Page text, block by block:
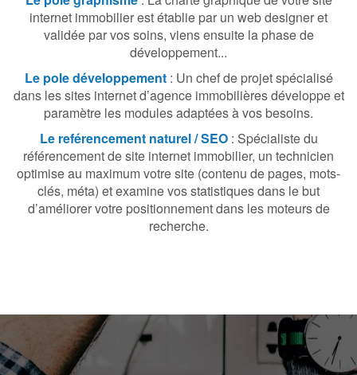
internet immobilier est établie par un web designer et
validée par vos soins, viens ensuite la phase de
développement...
Le pole développement: Un chef de projet spécialisé
dans les sites internet d’agence immobilières développe et
paramètre les modules adaptées à vos besoins.
Le reférencement naturel / SEO: Spécialiste du
référencement de site internet immobilier, un technicien
optimise au maximum votre site (contenu de pages, mots-
clés, méta) et examine vos statistiques dans le but
d’améliorer votre positionnement dans les moteurs de
recherche.